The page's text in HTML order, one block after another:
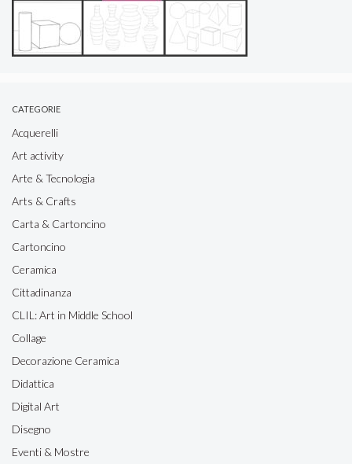
CATEGORIE
Acquerelli
Art activity
Arte & Tecnologia
Arts & Crafts
Carta & Cartoncino
Cartoncino
Ceramica
Cittadinanza
CLIL: Art in Middle School
Collage
Decorazione Ceramica
Didattica
Digital Art
Disegno
Eventi & Mostre